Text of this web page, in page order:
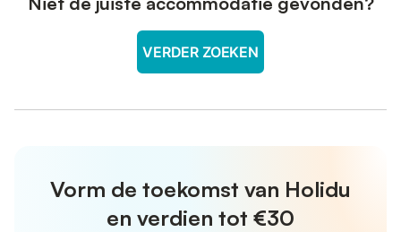
VERDER ZOEKEN
Vorm de toekomst van Holidu
en verdien tot €30